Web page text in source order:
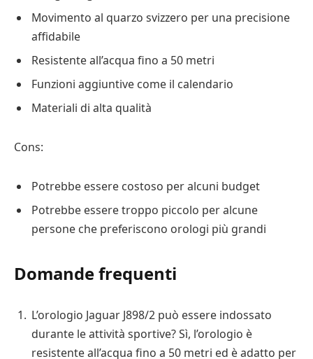
Movimento al quarzo svizzero per una precisione
affidabile
Resistente all’acqua fino a 50 metri
Funzioni aggiuntive come il calendario
Materiali di alta qualità
Cons:
Potrebbe essere costoso per alcuni budget
Potrebbe essere troppo piccolo per alcune
persone che preferiscono orologi più grandi
Domande frequenti
L’orologio Jaguar J898/2 può essere indossato
durante le attività sportive? Sì, l’orologio è
resistente all’acqua fino a 50 metri ed è adatto per